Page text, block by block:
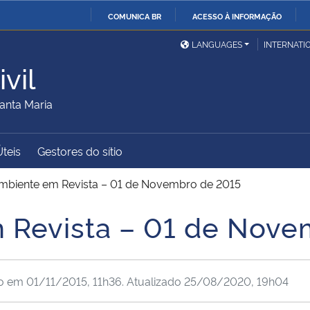
COMUNICA BR ACESSO À INFORMAÇÃO
Ministério da Defesa
Ministério das Relações
Exteriores
Ministério da Cidadania
Ministério do
Desenvolvimento Regional
União
Advocacia-Geral da União Banco Central do Brasil
LANGUAGES
Maria
Gestores do sítio
em Revista – 01 de Novembro de 2015
– 01 de
em 01/11/2015, 11h36. Atualizado 25/08/2020, 19h04